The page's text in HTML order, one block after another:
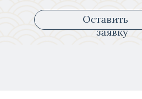
Оставить
заявку